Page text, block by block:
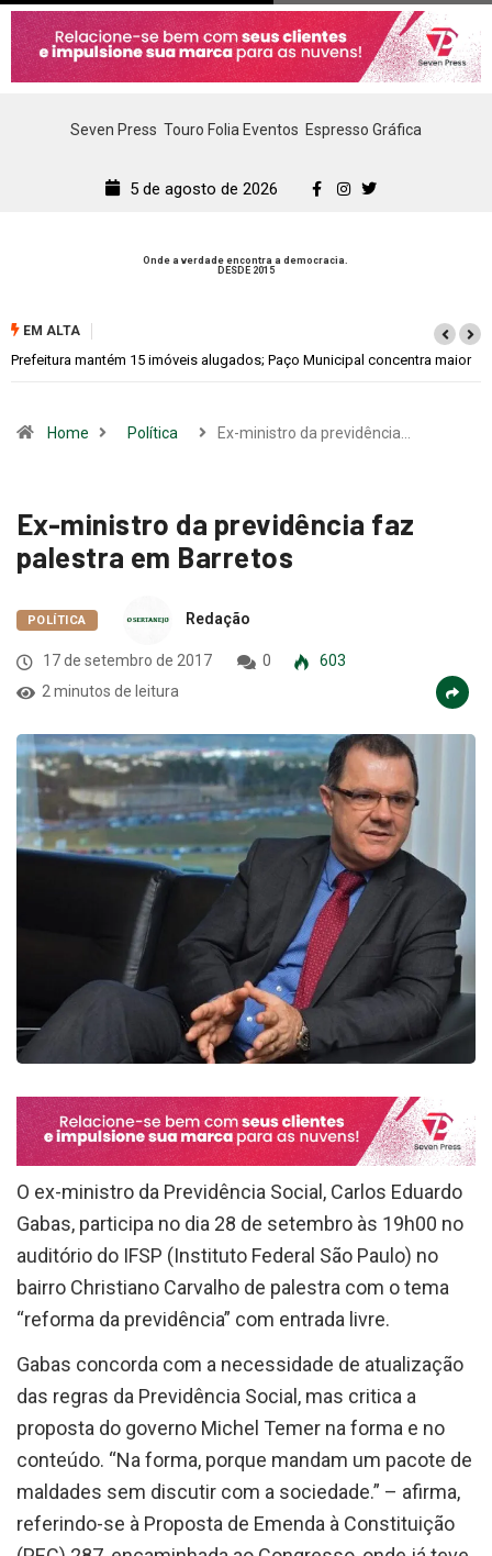
Seven Press Touro Folia Eventos Espresso Gráfica
5 de agosto de 2026
Onde a verdade encontra a democracia.
DESDE 2015
EM ALTA
Colina promove 1º Fórum de Turismo para discutir desenvolvimento
Home Política Ex-ministro da previdência…
Ex-ministro da previdência faz
palestra em Barretos
POLÍTICA Redação
17 de setembro de 2017 0
603
2 minutos de leitura
O ex-ministro da Previdência Social, Carlos Eduardo
Gabas, participa no dia 28 de setembro às 19h00 no
auditório do IFSP (Instituto Federal São Paulo) no
bairro Christiano Carvalho de palestra com o tema
“reforma da previdência” com entrada livre.
Gabas concorda com a necessidade de atualização
das regras da Previdência Social, mas critica a
proposta do governo Michel Temer na forma e no
conteúdo. “Na forma, porque mandam um pacote de
maldades sem discutir com a sociedade.” – afirma,
referindo-se à Proposta de Emenda à Constituição